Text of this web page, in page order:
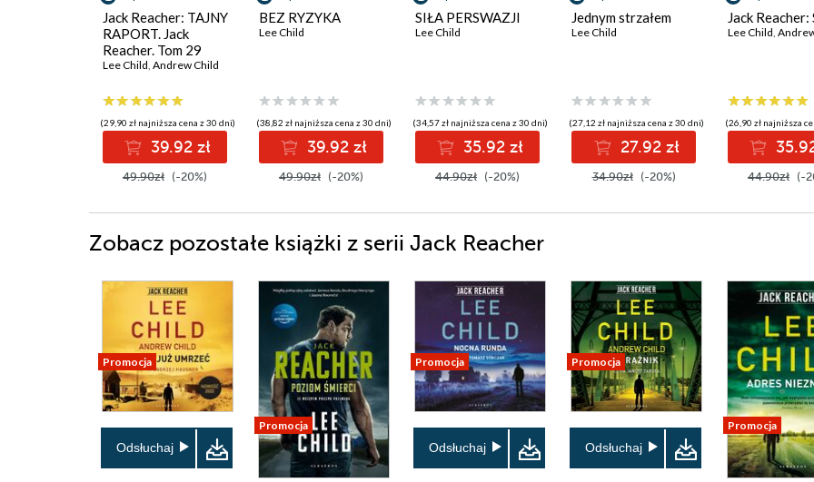
Jack Reacher: TAJNY
RAPORT. Jack
Reacher. Tom 29
Lee Child, Andrew Child
(29,90 zł najniższa cena z 30 dni)
39.92 zł
49.90zł (-20%)
BEZ RYZYKA
Lee Child
(38,82 zł najniższa cena z 30 dni)
39.92 zł
49.90zł (-20%)
SIŁA PERSWAZJI
Lee Child
(34,57 zł najniższa cena z 30 dni)
35.92 zł
44.90zł (-20%)
Jednym strzałem
Lee Child
(27,12 zł najniższa cena z 30 dni)
27.92 zł
34.90zł (-20%)
Jack
Lee Child,
(26,90 zł najniższa
44.90zł (-
Zobacz pozostałe książki z serii Jack Reacher
Promocja
Odsłuchaj
Promocja
Promocja
Odsłuchaj
Promocja
Odsłuchaj
Promocja